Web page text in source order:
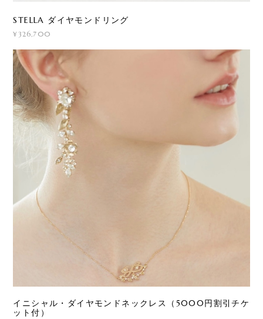
STELLA ダイヤモンドリング
¥326,700
イニシャル・ダイヤモンドネックレス（5000円割引チケ
ット付）